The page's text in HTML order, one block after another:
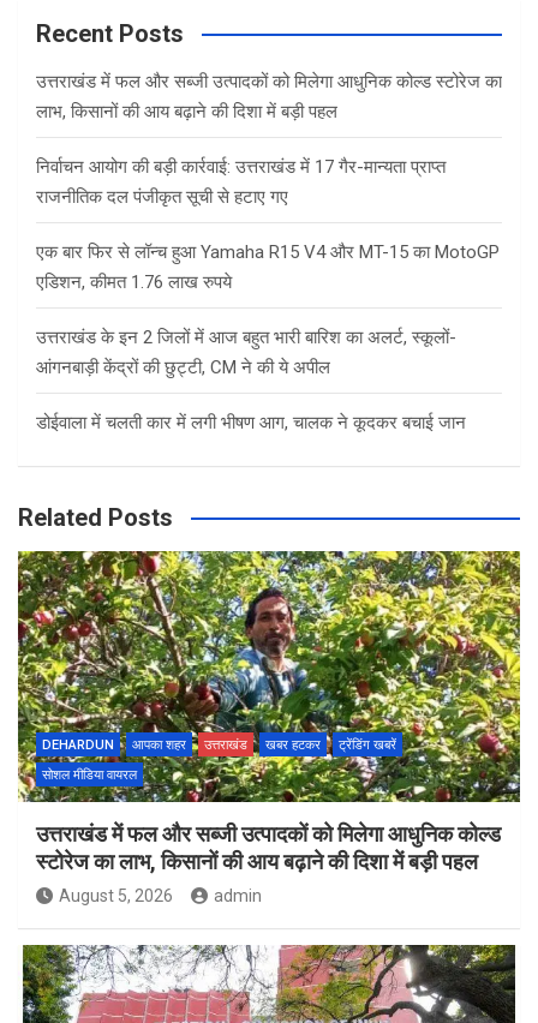
c
Recent Posts
उत्तराखंड में फल और सब्जी उत्पादकों को मिलेगा आधुनिक कोल्ड स्टोरेज का
लाभ, किसानों की आय बढ़ाने की दिशा में बड़ी पहल
निर्वाचन आयोग की बड़ी कार्रवाई: उत्तराखंड में 17 गैर-मान्यता प्राप्त
राजनीतिक दल पंजीकृत सूची से हटाए गए
एक बार फिर से लॉन्च हुआ Yamaha R15 V4 और MT-15 का MotoGP
एडिशन, कीमत 1.76 लाख रुपये
उत्तराखंड के इन 2 जिलों में आज बहुत भारी बारिश का अलर्ट, स्कूलों-
आंगनबाड़ी केंद्रों की छुट्टी, CM ने की ये अपील
डोईवाला में चलती कार में लगी भीषण आग, चालक ने कूदकर बचाई जान
Related Posts
DEHARDUN आपका शहर उत्तराखंड खबर हटकर
ट्रेंडिंग खबरें
सोशल मीडिया वायरल
उत्तराखंड में फल और सब्जी उत्पादकों को मिलेगा आधुनिक कोल्ड
स्टोरेज का लाभ, किसानों की आय बढ़ाने की दिशा में बड़ी पहल
August 5, 2026 admin